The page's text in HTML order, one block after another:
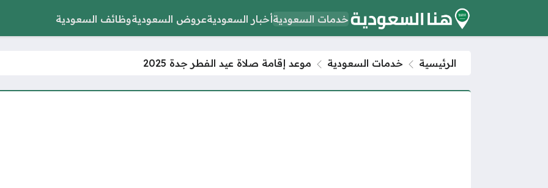
خدمات السعوديةأخبار السعوديةعروض السعوديةوظائف السعودية
الرئيسية خدمات السعودية موعد إقامة صلاة عيد الفطر جدة 2025